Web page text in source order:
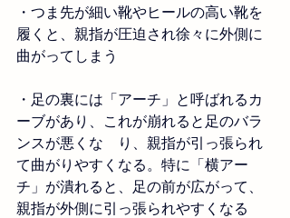
・つま先が細い靴やヒールの高い靴を
履くと、親指が圧迫され徐々に外側に
曲がってしまう
・ 足の裏には「アーチ」と呼ばれるカ
ーブがあり、これが崩れると足のバラ
ンスが悪くな　り、親指が引っ張られ
て曲がりやすくなる。特に「横アー
チ」が潰れると、足の前が広がって、
親指が外側に引っ張られやすくなる